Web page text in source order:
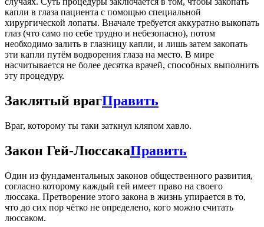
капли в глаза пациента с помощью специальной
хирургической лопаты. Вначале требуется аккуратно выкопать
глаз (что само по себе трудно и небезопасно), потом
необходимо залить в глазницу капли, и лишь затем закопать
эти капли путём водворения глаза на место. В мире
насчитывается не более десятка врачей, способных выполнить
эту процедуру.
Заклятый врагПравить
Враг, которому ты таки заткнул кляпом хавло.
Закон Гей-ЛюссакаПравить
Один из фундаментальных законов общественного развития,
согласно которому каждый гей имеет право на своего
люссака. Претворение этого закона в жизнь упирается в то,
что до сих пор чётко не определено, кого можно считать
люссаком.